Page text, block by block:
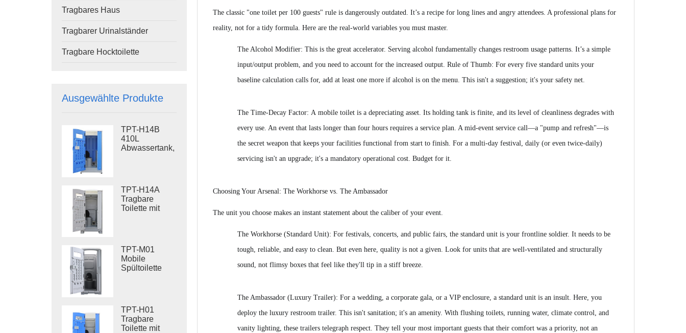
Tragbares Haus
Tragbarer Urinalständer
Tragbare Hocktoilette
Ausgewählte Produkte
TPT-H14B
410L
Abwassertank,
Baustellentoilette
TPT-H14A
Tragbare
Toilette mit
für den
Außenbereich
TPT-M01
Mobile
Spültoilette
TPT-H01
Tragbare
Toilette mit
The classic "one toilet per 100 guests" rule is dangerously outdated. It’s a recipe for long lines and angry attendees. A professional plans for
reality, not for a tidy formula. Here are the real-world variables you must master.
The Alcohol Modifier: This is the great accelerator. Serving alcohol fundamentally changes restroom usage patterns. It’s a simple
input/output problem, and you need to account for the increased output. Rule of Thumb: For every five standard units your
baseline calculation calls for, add at least one more if alcohol is on the menu. This isn't a suggestion; it's your safety net.
The Time-Decay Factor: A mobile toilet is a depreciating asset. Its holding tank is finite, and its level of cleanliness degrades with
every use. An event that lasts longer than four hours requires a service plan. A mid-event service call—a "pump and refresh"—is
the secret weapon that keeps your facilities functional from start to finish. For a multi-day festival, daily (or even twice-daily)
servicing isn't an upgrade; it's a mandatory operational cost. Budget for it.
Choosing Your Arsenal: The Workhorse vs. The Ambassador
The unit you choose makes an instant statement about the caliber of your event.
The Workhorse (Standard Unit): For festivals, concerts, and public fairs, the standard unit is your frontline soldier. It needs to be
tough, reliable, and easy to clean. But even here, quality is not a given. Look for units that are well-ventilated and structurally
sound, not flimsy boxes that feel like they'll tip in a stiff breeze.
The Ambassador (Luxury Trailer): For a wedding, a corporate gala, or a VIP enclosure, a standard unit is an insult. Here, you
deploy the luxury restroom trailer. This isn't sanitation; it's an amenity. With flushing toilets, running water, climate control, and
vanity lighting, these trailers telegraph respect. They tell your most important guests that their comfort was a priority, not an